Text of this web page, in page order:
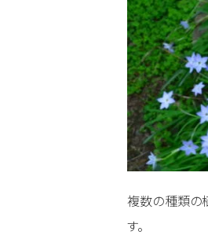
複数の種類の
す。